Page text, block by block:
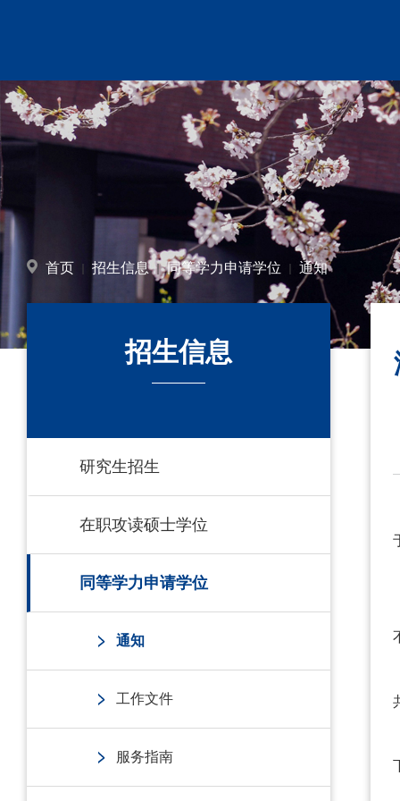
首页 招生信息 同等学力申请学位 通知
招生信息
研究生招生
在职攻读硕士学位
同等学力申请学位
通知
工作文件
服务指南